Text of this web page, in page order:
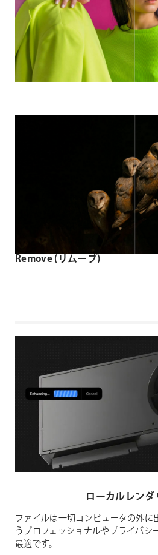
Remove (リムーブ)
ローカルレンダ
ファイルは一切コンピュータの外に
うプロフェッショナルやプライバシ
最適です。